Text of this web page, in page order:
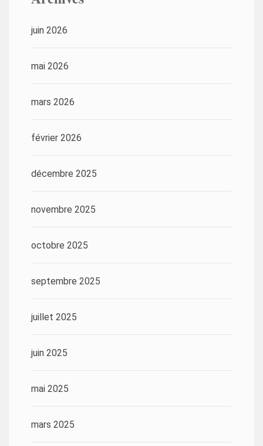
juin 2026
mai 2026
mars 2026
février 2026
décembre 2025
novembre 2025
octobre 2025
septembre 2025
juillet 2025
juin 2025
mai 2025
mars 2025